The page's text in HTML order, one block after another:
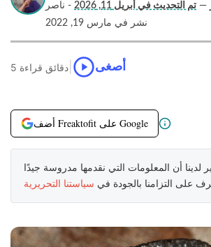
— تم التحديث في أبريل 11, 2026
- ناصر
نشر في مارس 19, 2022
5 دقائق قراءة أصغى
أضف Freaktofit على Google
لدينا أن المعلومات التي نقدمها مدروسة جيدًا
على التزامنا بالجودة في سياستنا التحريرية